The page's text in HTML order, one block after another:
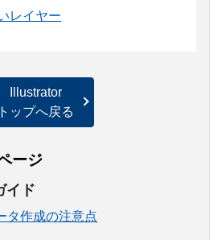
レイヤー
Illustrator
トップへ戻る
ージ
イド
タ作成の注意点